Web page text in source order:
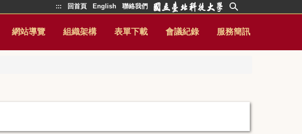
::: 回首頁 English 聯絡我們
網站導覽 組織架構 表單下載 會議紀錄 服務簡訊